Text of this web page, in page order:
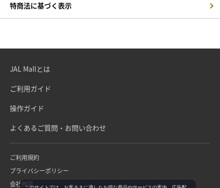
特商法に基づく表示
JAL Mallとは
ご利用ガイド
操作ガイド
よくあるご質問・お問い合わせ
ご利用規約
プライバシーポリシー
会社概要